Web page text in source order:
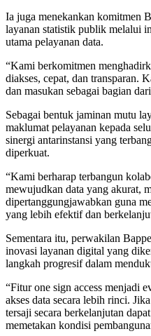
Ia juga menekankan komitmen
layanan statistik publik melalui
utama pelayanan data.
“Kami berkomitmen
diakses, cepat, dan transparan.
dan masukan sebagai bagian
Sebagai bentuk jaminan mutu
maklumat pelayanan kepada
sinergi antarinstansi yang
diperkuat.
“Kami berharap terbangun
mewujudkan data yang akurat,
dipertanggungjawabkan guna
yang lebih efektif dan
Sementara itu, perwakilan
inovasi layanan digital yang
langkah progresif dalam
“Fitur one sign access menjadi
akses data secara lebih rinci.
tersaji secara berkelanjutan
memetakan kondisi